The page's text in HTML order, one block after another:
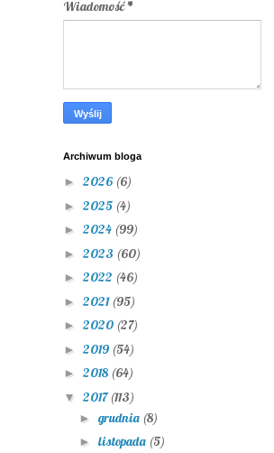
Wiadomość*
Archiwum bloga
► 2026 (6)
► 2025 (4)
► 2024 (99)
► 2023 (60)
► 2022 (46)
► 2021 (95)
► 2020 (27)
► 2019 (54)
► 2018 (64)
▼ 2017(113)
► grudnia (8)
► listopada (5)